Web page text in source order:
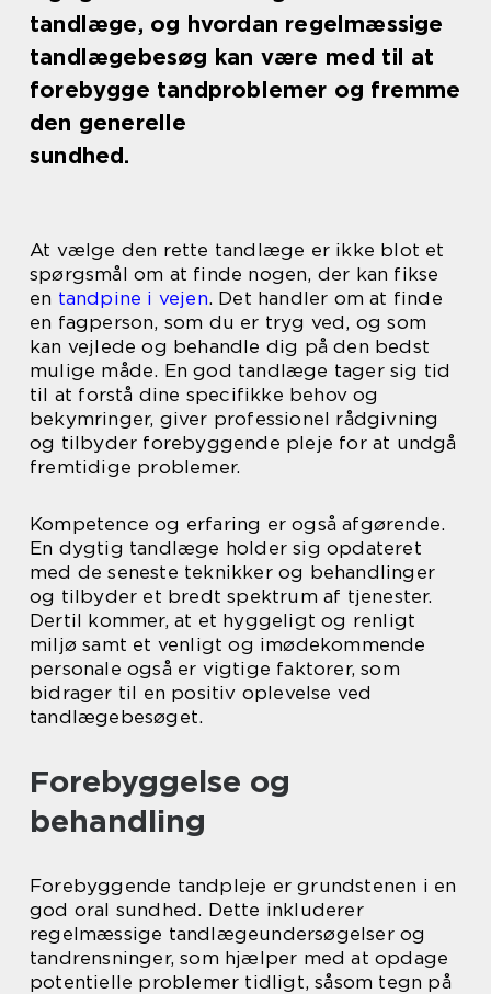
tandlæge, og hvordan regelmæssige
tandlægebesøg kan være med til at
forebygge tandproblemer og fremme
den generelle
sundhed.
At vælge den rette tandlæge er ikke blot et
spørgsmål om at finde nogen, der kan fikse
en tandpine i vejen. Det handler om at finde
en fagperson, som du er tryg ved, og som
kan vejlede og behandle dig på den bedst
mulige måde. En god tandlæge tager sig tid
til at forstå dine specifikke behov og
bekymringer, giver professionel rådgivning
og tilbyder forebyggende pleje for at undgå
fremtidige problemer.
Kompetence og erfaring er også afgørende.
En dygtig tandlæge holder sig opdateret
med de seneste teknikker og behandlinger
og tilbyder et bredt spektrum af tjenester.
Dertil kommer, at et hyggeligt og renligt
miljø samt et venligt og imødekommende
personale også er vigtige faktorer, som
bidrager til en positiv oplevelse ved
tandlægebesøget.
Forebyggelse og
behandling
Forebyggende tandpleje er grundstenen i en
god oral sundhed. Dette inkluderer
regelmæssige tandlægeundersøgelser og
tandrensninger, som hjælper med at opdage
potentielle problemer tidligt, såsom tegn på